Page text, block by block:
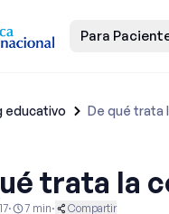
Para
educativo De qué trata
trata la
· 7 min· Compartir